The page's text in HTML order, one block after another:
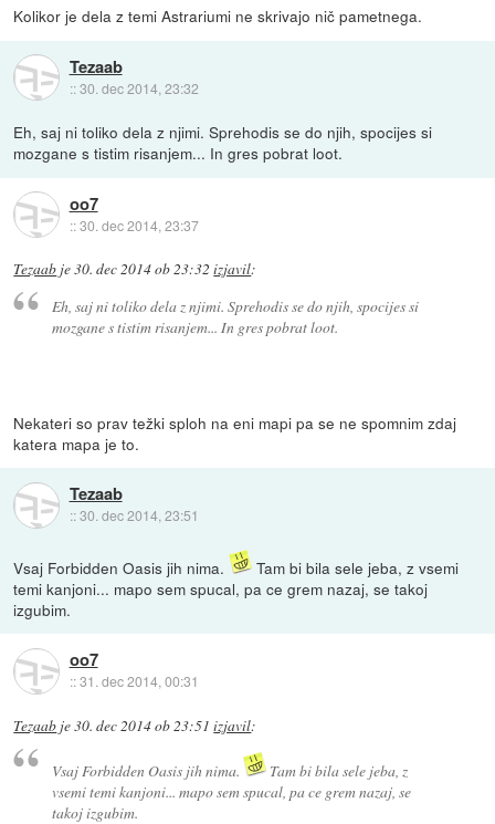
Kolikor je dela z temi Astrariumi ne skrivajo nič pametnega.
Tezaab
::30. dec 2014, 23:32
Eh, saj ni toliko dela z njimi. Sprehodis se do njih, spocijes si
mozgane s tistim risanjem... In gres pobrat loot.
oo7
::30. dec 2014, 23:37
Tezaab je30. dec 2014 ob 23:32 izjavil:
Eh, saj ni toliko dela z njimi. Sprehodis se do njih, spocijes si
mozgane s tistim risanjem... In gres pobrat loot.
Nekateri so prav težki sploh na eni mapi pa se ne spomnim zdaj
katera mapa je to.
Tezaab
::30. dec 2014, 23:51
Vsaj Forbidden Oasis jih nima.
Tam bi bila sele jeba, z vsemi
temi kanjoni... mapo sem spucal, pa ce grem nazaj, se takoj
izgubim.
oo7
::31. dec 2014, 00:31
Tezaab je30. dec 2014 ob 23:51 izjavil:
Vsaj Forbidden Oasis jih nima.
Tam bi bila sele jeba, z
vsemi temi kanjoni... mapo sem spucal, pa ce grem nazaj, se
takoj izgubim.